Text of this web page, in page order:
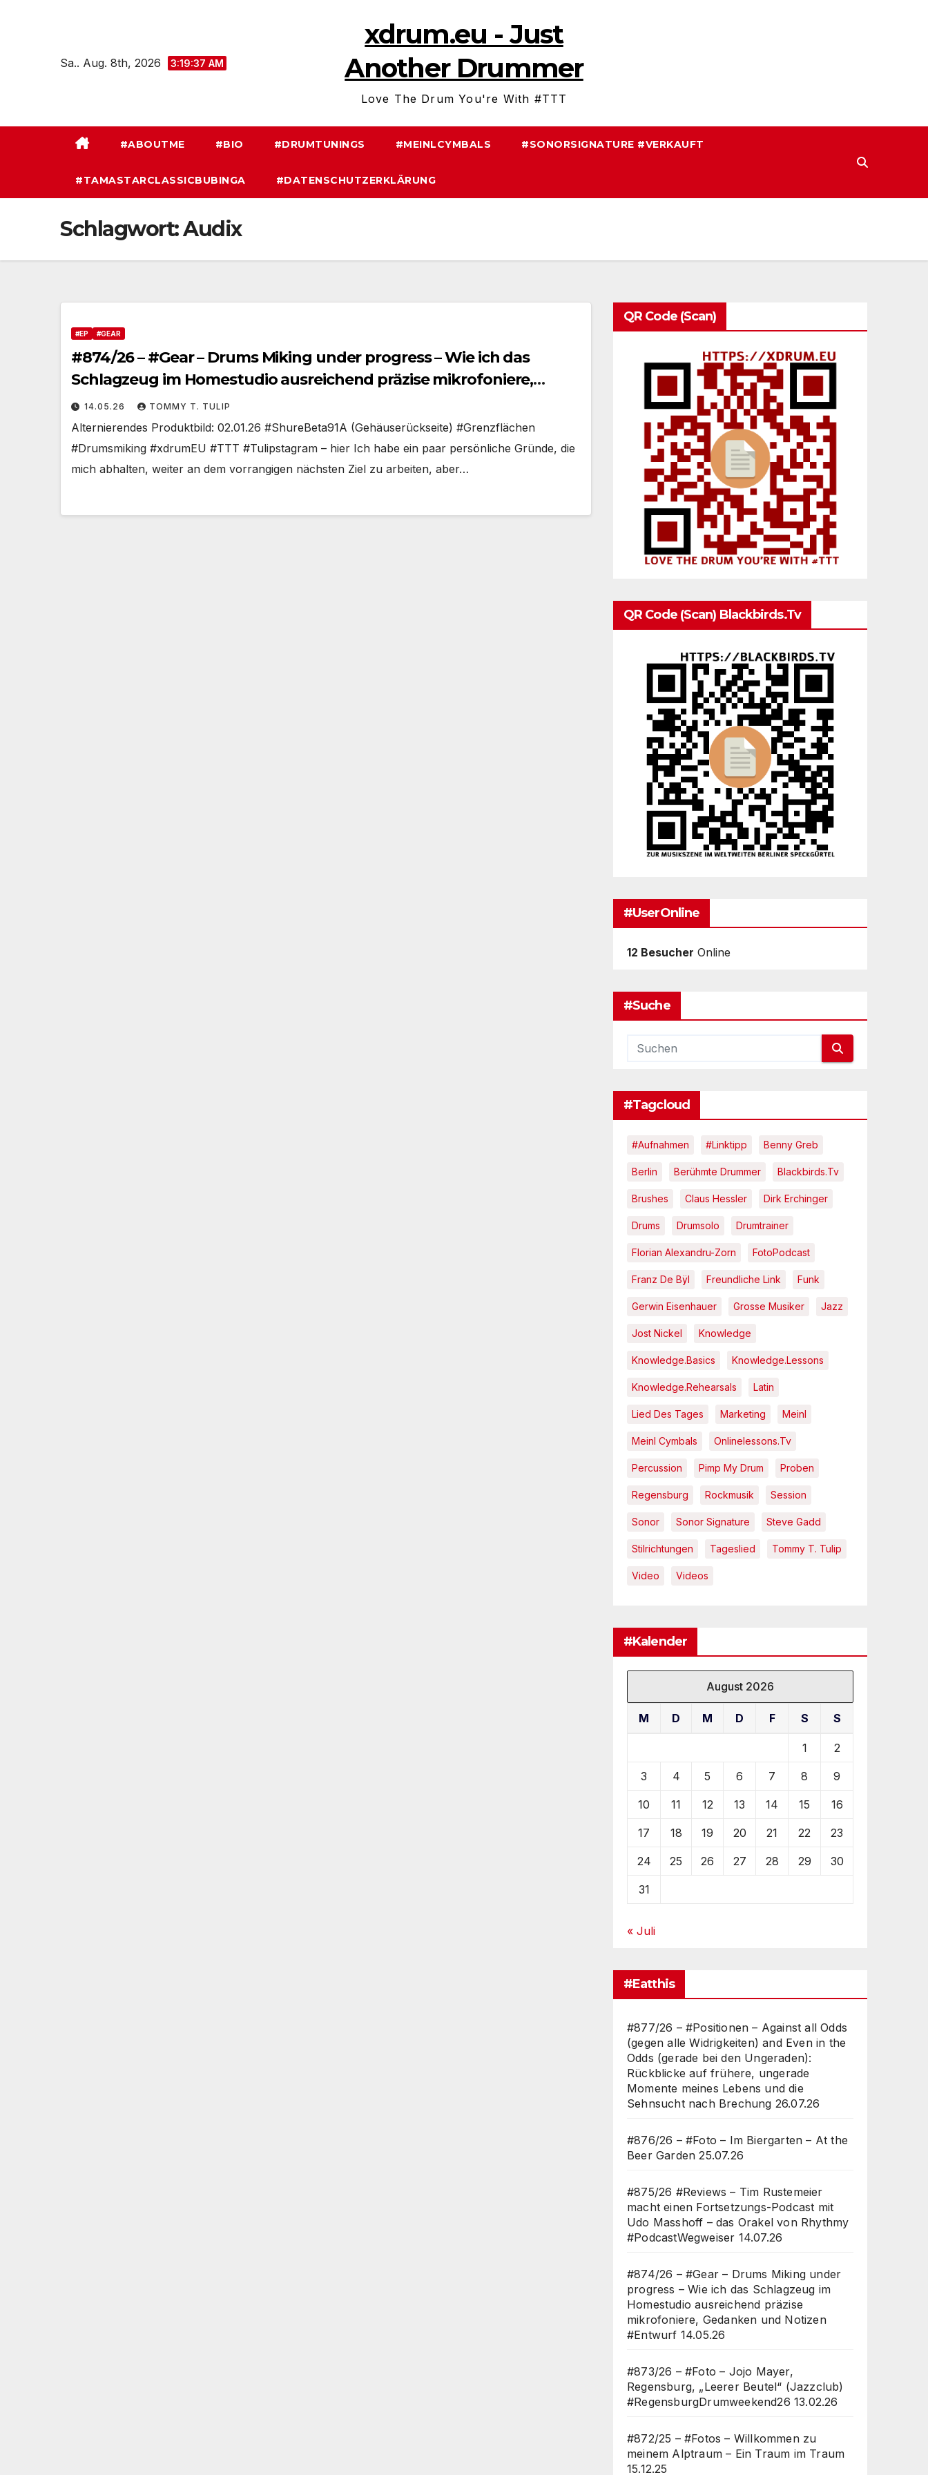
Sa.. Aug. 8th, 2026
3:19:38 AM
xdrum.eu - Just
Another Drummer
Love The Drum You're With #TTT
#ABOUTME #BIO #DRUMTUNINGS #MEINLCYMBALS #SONORSIGNATURE #VERKAUFT
#TAMASTARCLASSICBUBINGA #DATENSCHUTZERKLÄRUNG
Schlagwort:Audix
#EP #GEAR
#874/26 – #Gear – Drums Miking under progress – Wie ich das
Schlagzeug im Homestudio ausreichend präzise mikrofoniere,
Gedanken und Notizen #Entwurf
14.05.26 TOMMY T. TULIP
Alternierendes Produktbild: 02.01.26 #ShureBeta91A (Gehäuserückseite) #Grenzflächen
#Drumsmiking #xdrumEU #TTT #Tulipstagram – hier Ich habe ein paar persönliche Gründe, die
mich abhalten, weiter an dem vorrangigen nächsten Ziel zu arbeiten, aber…
QR Code (Scan)
QR Code (Scan) Blackbirds.tv
#UserOnline
12 Besucher Online
#Suche
#Tagcloud
#Aufnahmen #Linktipp Benny Greb
Berlin Berühmte Drummer Blackbirds.tv
Brushes Claus Hessler Dirk Erchinger
Drums Drumsolo Drumtrainer
Florian Alexandru-Zorn FotoPodcast
Franz De Bÿl Freundliche Link Funk
Gerwin Eisenhauer Grosse Musiker Jazz
Jost Nickel Knowledge
Knowledge.Basics Knowledge.Lessons
Knowledge.Rehearsals Latin
Lied Des Tages Marketing Meinl
Meinl Cymbals Onlinelessons.tv
Percussion Pimp My Drum Proben
Regensburg Rockmusik Session
Sonor Sonor Signature Steve Gadd
Stilrichtungen Tageslied Tommy T. Tulip
Video Videos
#Kalender
August 2026
M D M D F S S
1 2
3 4 5 6 7 8 9
10 11 12 13 14 15 16
17 18 19 20 21 22 23
24 25 26 27 28 29 30
31
« Juli
#Eatthis
#877/26 – #Positionen – Against all Odds
(gegen alle Widrigkeiten) and Even in the
Odds (gerade bei den Ungeraden):
Rückblicke auf frühere, ungerade
Momente meines Lebens und die
Sehnsucht nach Brechung 26.07.26
#876/26 – #Foto – Im Biergarten – At the
Beer Garden 25.07.26
#875/26 #Reviews – Tim Rustemeier
macht einen Fortsetzungs-Podcast mit
Udo Masshoff – das Orakel von Rhythmy
#PodcastWegweiser 14.07.26
#874/26 – #Gear – Drums Miking under
progress – Wie ich das Schlagzeug im
Homestudio ausreichend präzise
mikrofoniere, Gedanken und Notizen
#Entwurf 14.05.26
#873/26 – #Foto – Jojo Mayer,
Regensburg, „Leerer Beutel“ (Jazzclub)
#RegensburgDrumweekend26 13.02.26
#872/25 – #Fotos – Willkommen zu
meinem Alptraum – Ein Traum im Traum
15.12.25